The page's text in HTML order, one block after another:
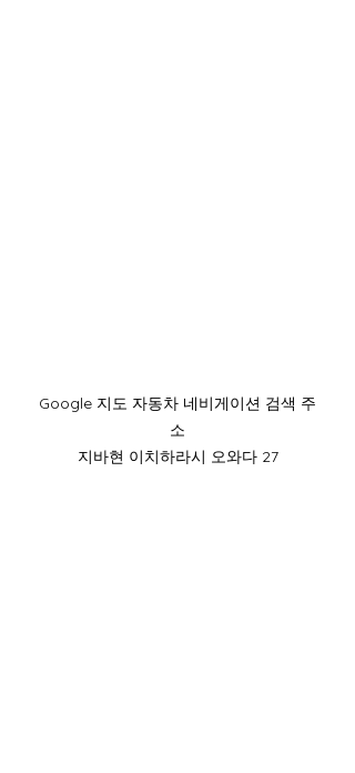
​Google 지도 자동차 네비게이션 검색 주
소
지바현 이치하라시 오와다 27